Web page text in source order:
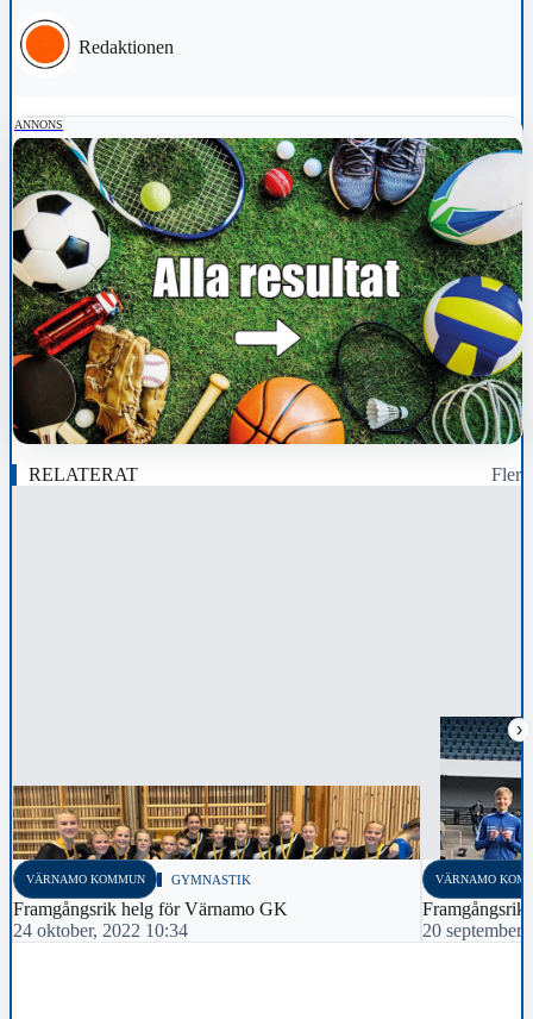
Redaktionen
ANNONS
RELATERAT Fler
›
VÄRNAMO KOMMUN GYMNASTIK
Framgångsrik helg för Värnamo GK
24 oktober, 2022 10:34
VÄRNAMO
20